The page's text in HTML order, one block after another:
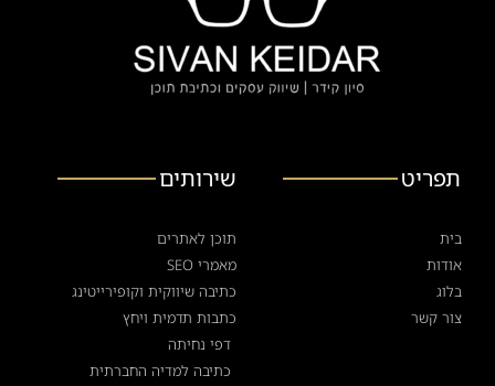
תפריט
בית
אודות
בלוג
צור קשר
שירותים
תוכן לאתרים
מאמרי SEO
כתיבה שיווקית וקופירייטינג
כתבות תדמית ויחץ
דפי נחיתה
כתיבה למדיה החברתית